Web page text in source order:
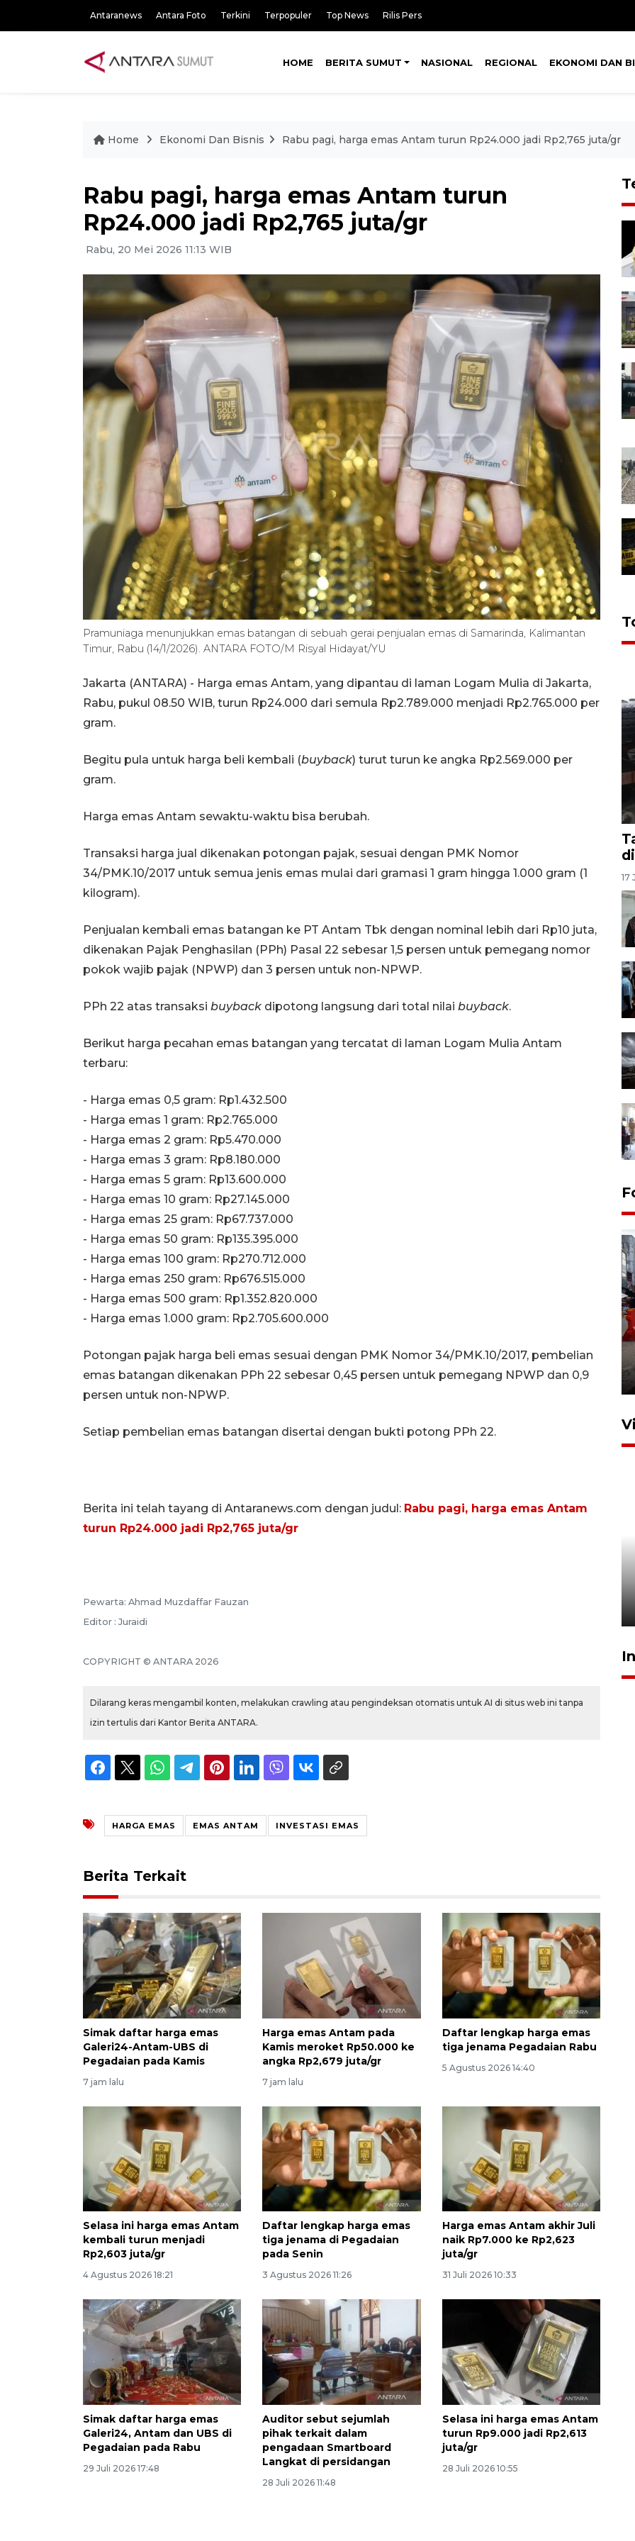
Antaranews Antara Foto Terkini Terpopuler Top News Rilis Pers
HOME BERITA SUMUT NASIONAL REGIONAL EKONOMI DAN
Home Ekonomi Dan Bisnis Rabu pagi, harga emas Antam turun Rp24.000 jadi Rp2,765 juta/gr
Rabu pagi, harga emas Antam turun
Rp24.000 jadi Rp2,765 juta/gr
Rabu, 20 Mei 2026 11:13 WIB
Pramuniaga menunjukkan emas batangan di sebuah gerai penjualan emas di Samarinda, Kalimantan
Timur, Rabu (14/1/2026). ANTARA FOTO/M Risyal Hidayat/YU
Jakarta (ANTARA) - Harga emas Antam, yang dipantau di laman Logam Mulia di Jakarta,
Rabu, pukul 08.50 WIB, turun Rp24.000 dari semula Rp2.789.000 menjadi Rp2.765.000 per
gram.
Begitu pula untuk harga beli kembali (buyback) turut turun ke angka Rp2.569.000 per
gram.
Harga emas Antam sewaktu-waktu bisa berubah.
Transaksi harga jual dikenakan potongan pajak, sesuai dengan PMK Nomor
34/PMK.10/2017 untuk semua jenis emas mulai dari gramasi 1 gram hingga 1.000 gram (1
kilogram).
Penjualan kembali emas batangan ke PT Antam Tbk dengan nominal lebih dari Rp10 juta,
dikenakan Pajak Penghasilan (PPh) Pasal 22 sebesar 1,5 persen untuk pemegang nomor
pokok wajib pajak (NPWP) dan 3 persen untuk non-NPWP.
PPh 22 atas transaksi buyback dipotong langsung dari total nilai buyback.
Berikut harga pecahan emas batangan yang tercatat di laman Logam Mulia Antam
terbaru:
‎‎- Harga emas 0,5 gram: Rp1.432.500
- ⁠Harga emas 1 gram: Rp2.765.000
‎- ⁠Harga emas 2 gram: Rp5.470.000
‎- ⁠Harga emas 3 gram: Rp8.180.000
‎- ⁠Harga emas 5 gram: Rp13.600.000
‎- ⁠Harga emas 10 gram: Rp27.145.000
‎- Harga emas 25 gram: Rp67.737.000
‎- ⁠Harga emas 50 gram: Rp135.395.000
‎- ⁠Harga emas 100 gram: Rp270.712.000
‎- ⁠Harga emas 250 gram: Rp676.515.000
‎- ⁠Harga emas 500 gram: Rp1.352.820.000
‎- ⁠Harga emas 1.000 gram: Rp2.705.600.000
Potongan pajak harga beli emas sesuai dengan PMK Nomor 34/PMK.10/2017, pembelian
emas batangan dikenakan PPh 22 sebesar 0,45 persen untuk pemegang NPWP dan 0,9
persen untuk non-NPWP.
Setiap pembelian emas batangan disertai dengan bukti potong PPh 22.
Berita ini telah tayang di Antaranews.com dengan judul: Rabu pagi, harga emas Antam
turun Rp24.000 jadi Rp2,765 juta/gr
Pewarta: Ahmad Muzdaffar Fauzan
Editor : Juraidi
COPYRIGHT © ANTARA 2026
Dilarang keras mengambil konten, melakukan crawling atau pengindeksan otomatis untuk AI di situs web ini tanpa
izin tertulis dari Kantor Berita ANTARA.
HARGA EMAS EMAS ANTAM INVESTASI EMAS
Berita Terkait
Simak daftar harga emas
Galeri24-Antam-UBS di
Pegadaian pada Kamis
7 jam lalu
Harga emas Antam pada
Kamis meroket Rp50.000 ke
angka Rp2,679 juta/gr
7 jam lalu
Daftar lengkap harga emas
tiga jenama Pegadaian Rabu
5 Agustus 2026 14:40
Selasa ini harga emas Antam
kembali turun menjadi
Rp2,603 juta/gr
4 Agustus 2026 18:21
Daftar lengkap harga emas
tiga jenama di Pegadaian
pada Senin
3 Agustus 2026 11:26
Harga emas Antam akhir Juli
naik Rp7.000 ke Rp2,623
juta/gr
31 Juli 2026 10:33
Simak daftar harga emas
Galeri24, Antam dan UBS di
Pegadaian pada Rabu
29 Juli 2026 17:48
Auditor sebut sejumlah
pihak terkait dalam
pengadaan Smartboard
Langkat di persidangan
28 Juli 2026 11:48
Selasa ini harga emas Antam
turun Rp9.000 jadi Rp2,613
juta/gr
28 Juli 2026 10:55
17
Sumut
27 April 2026 15:34
Indonesia
2026-08-05 15:00:00